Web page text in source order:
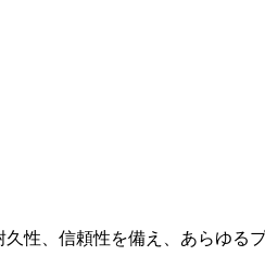
性、信頼性を備え、あらゆ